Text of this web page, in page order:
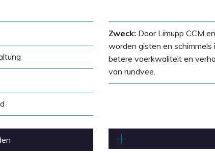
Zweck: Door Limupp CCM
worden gisten en
betere voerkwaliteit en
van rundvee.